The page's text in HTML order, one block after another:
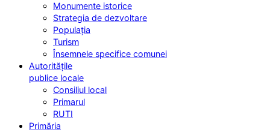
Monumente istorice
Strategia de dezvoltare
Populația
Turism
Însemnele specifice comunei
Autoritățile
publice locale
Consiliul local
Primarul
RUTI
Primăria